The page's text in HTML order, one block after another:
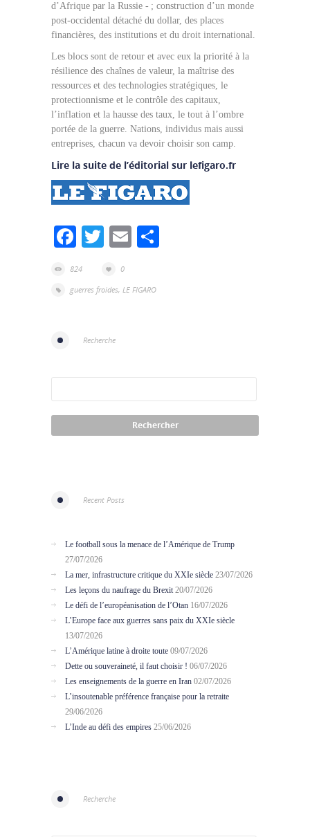
d’Afrique par la Russie - ; construction d’un monde
post-occidental détaché du dollar, des places
financières, des institutions et du droit international.
Les blocs sont de retour et avec eux la priorité à la
résilience des chaînes de valeur, la maîtrise des
ressources et des technologies stratégiques, le
protectionnisme et le contrôle des capitaux,
l’inflation et la hausse des taux, le tout à l’ombre
portée de la guerre. Nations, individus mais aussi
entreprises, chacun va devoir choisir son camp.
Lire la suite de l’éditorial sur lefigaro.fr
Facebook
TwitterEmail
824
0
guerres froides, LE FIGARO
Recherche
Recent Posts
Le football sous la menace de l’Amérique de Trump
27/07/2026
La mer, infrastructure critique du XXIe siècle 23/07/2026
Les leçons du naufrage du Brexit 20/07/2026
Le défi de l’européanisation de l’Otan 16/07/2026
L’Europe face aux guerres sans paix du XXIe siècle
13/07/2026
L’Amérique latine à droite toute 09/07/2026
Dette ou souveraineté, il faut choisir ! 06/07/2026
Les enseignements de la guerre en Iran 02/07/2026
L’insoutenable préférence française pour la retraite
29/06/2026
L’Inde au défi des empires 25/06/2026
Recherche